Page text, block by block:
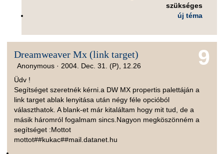
szükséges
új téma
9
Dreamweaver Mx (link target)
Anonymous ·2004. Dec. 31. (P), 12.26
Üdv !
Segítséget szeretnék kérni.a DW MX propertis palettáján a
link target ablak lenyitása után négy féle opcióból
választhatok. A blank-et már kitaláltam hogy mit tud, de a
másik háromról fogalmam sincs.Nagyon megköszönném a
segítséget :Mottot
mottot##kukac##mail.datanet.hu